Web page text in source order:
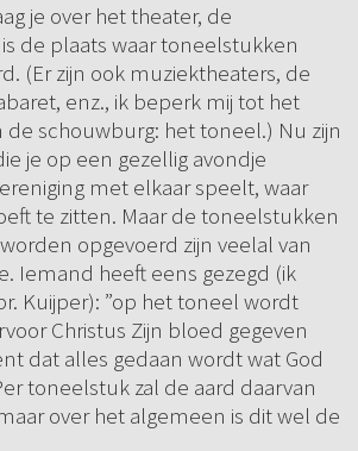
je over het theater, de
de plaats waar toneelstukken
(Er zijn ook muziektheaters, de
enz., ik beperk mij tot het
de schouwburg: het toneel.) Nu zijn
je op een gezellig avondje
met elkaar speelt, waar
te zitten. Maar de toneelstukken
opgevoerd zijn veelal van
Iemand heeft eens gezegd (ik
Kuijper): ”op het toneel wordt
Christus Zijn bloed gegeven
dat alles gedaan wordt wat God
toneelstuk zal de aard daarvan
over het algemeen is dit wel de